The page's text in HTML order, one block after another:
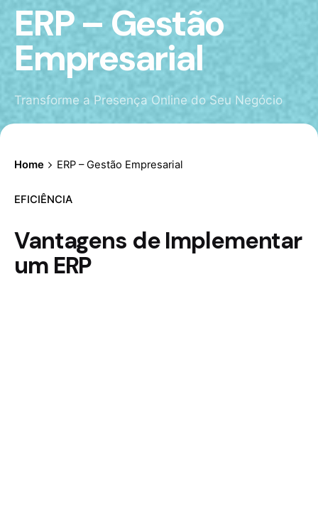
ERP – Gestão
Empresarial
Transforme a Presença Online do Seu Negócio
Home ERP – Gestão Empresarial
EFICIÊNCIA
Vantagens de Implementar
um ERP